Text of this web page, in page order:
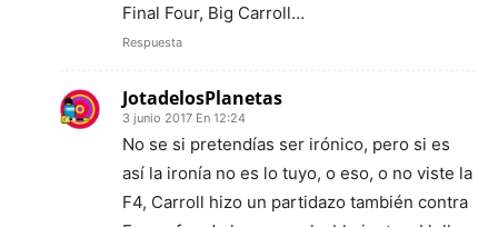
Final Four, Big Carroll…
Respuesta
JotadelosPlanetas
3 junio 2017 En 12:24
No se si pretendías ser irónico, pero si es
así la ironía no es lo tuyo, o eso, o no viste la
F4, Carroll hizo un partidazo también contra